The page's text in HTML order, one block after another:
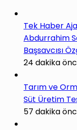
Tek Haber
Abdurrahim
Başsavcısı
24 dakika
Tarım ve
Süt Üretim
57 dakika